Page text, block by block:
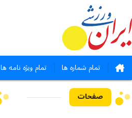
تمام شماره ها تمام ویژه نامه ها
صفحات